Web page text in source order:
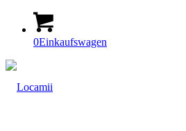
0Einkaufswagen